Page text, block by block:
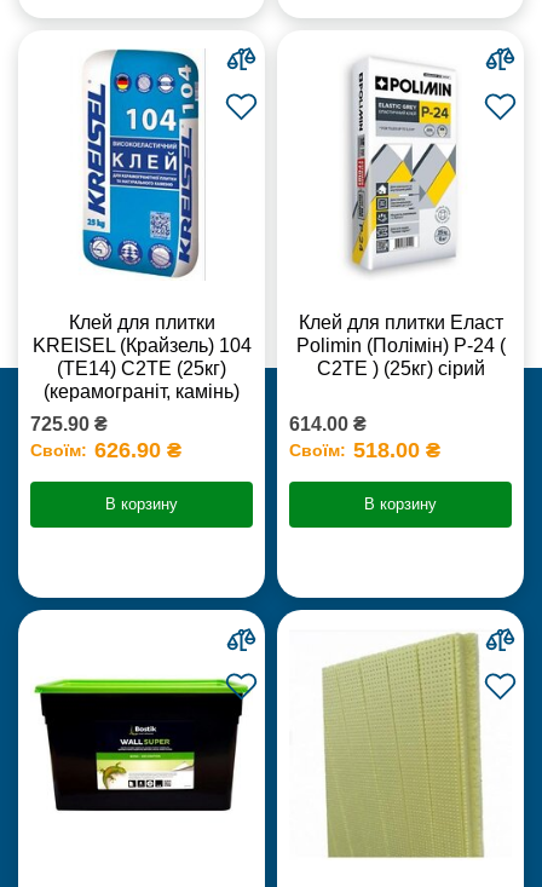
Клей для плитки
KREISEL (Крайзель) 104
(ТЕ14) С2TE (25кг)
(керамограніт, камінь)
725.90 ₴
Своїм: 626.90 ₴
В корзину
Клей для плитки Еласт
Polimin (Полімін) Р-24 (
С2ТЕ ) (25кг) сірий
614.00 ₴
Своїм: 518.00 ₴
В корзину